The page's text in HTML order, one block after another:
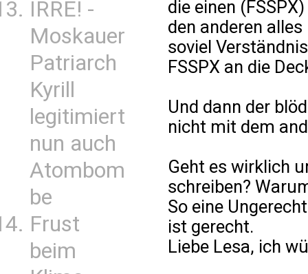
IRRE! -
Moskauer
Patriarch
Kyrill
legitimiert
nun auch
Atombom
be
Frust
beim
die einen
den anderen
soviel
FSSPX an die
Und dann der
nicht mit dem
Geht es wirklich
schreiben?
So eine
ist gerecht.
Liebe Lesa, ich